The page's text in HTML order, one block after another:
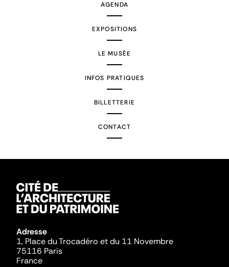
AGENDA
EXPOSITIONS
LE MUSÉE
INFOS PRATIQUES
BILLETTERIE
CONTACT
Adresse
1, Place du Trocadéro et du 11 Novembre
75116 Paris
France